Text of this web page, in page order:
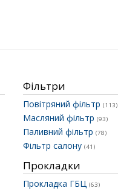
Фільтри
Повітряний фільтр (113)
Масляний фільтр (93)
Паливний фільтр (78)
Фільтр салону (41)
Прокладки
Прокладка ГБЦ (63)